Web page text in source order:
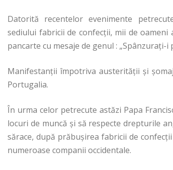
Datorită recentelor evenimente
sediului fabricii de confecții, mii de
pancarte cu mesaje de genul :
Manifestanţii împotriva austerităţii şi
Portugalia.
În urma celor petrecute astăzi Papa
locuri de muncă şi să respecte drepturile
sărace, după prăbuşirea fabricii de
numeroase companii occidentale.